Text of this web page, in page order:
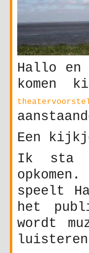
Hallo
komen
Een
Ik sta
speelt
het
wordt